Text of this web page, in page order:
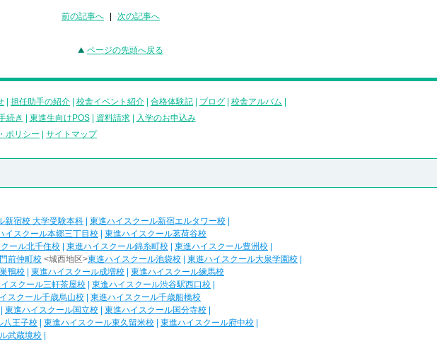
前の記事へ 次の記事へ
ページの先頭へ戻る
担任助手の紹介 校舎イベント紹介 合格体験記 ブログ 校舎アルバム
続き 東進生向けPOS| 資料請求|
入学のお申込み
ポリシー サイトマップ
新宿校 大学受験本科 東進ハイスクール新宿エルタワー校
イスクール本郷三丁目校
東進ハイスクール茗荷谷校
ール北千住校 東進ハイスクール錦糸町校 東進ハイスクール豊洲校
前仲町校 <城西地区>東進ハイスクール池袋校 東進ハイスクール大泉学園校
鴨校 東進ハイスクール成増校
東進ハイスクール練馬校
スクール三軒茶屋校 東進ハイスクール渋谷駅西口校
スクール千歳烏山校
東進ハイスクール千歳船橋校
東進ハイスクール国立校 東進ハイスクール国分寺校
八王子校 東進ハイスクール東久留米校 東進ハイスクール府中校
武蔵境校